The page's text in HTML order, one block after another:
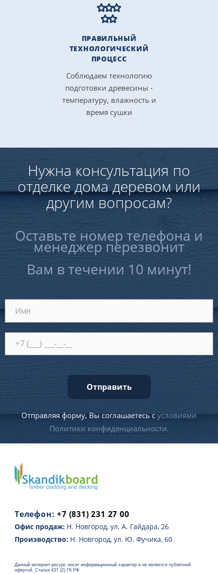
ПРАВИЛЬНЫЙ
ТЕХНОЛОГИЧЕСКИЙ
ПРОЦЕСС
Соблюдаем технологию
подготовки древесины -
температуру, влажность и
время сушки
Нужна консультация по
отделке дома деревом или
другим вопросам?
Оставьте номер телефона и
менеджер перезвонит
Вам в течении 10 минут!
Отправить
Отправляя форму, Вы соглашаетесь сусловиями
Политики конфиденциальности.
Телефон:+7 (831) 231 27 00
Офис продаж: Н. Новгород, ул. А. Гайдара, 26
Производство: Н. Новгород, ул. Ю. Фучика, 60
Данный интернет-ресурс носит информационный характер и не является публичной
офертой. Статьи 437 (2) ГК РФ.